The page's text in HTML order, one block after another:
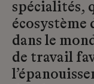
spécialités,
écosystème
dans le
de travail